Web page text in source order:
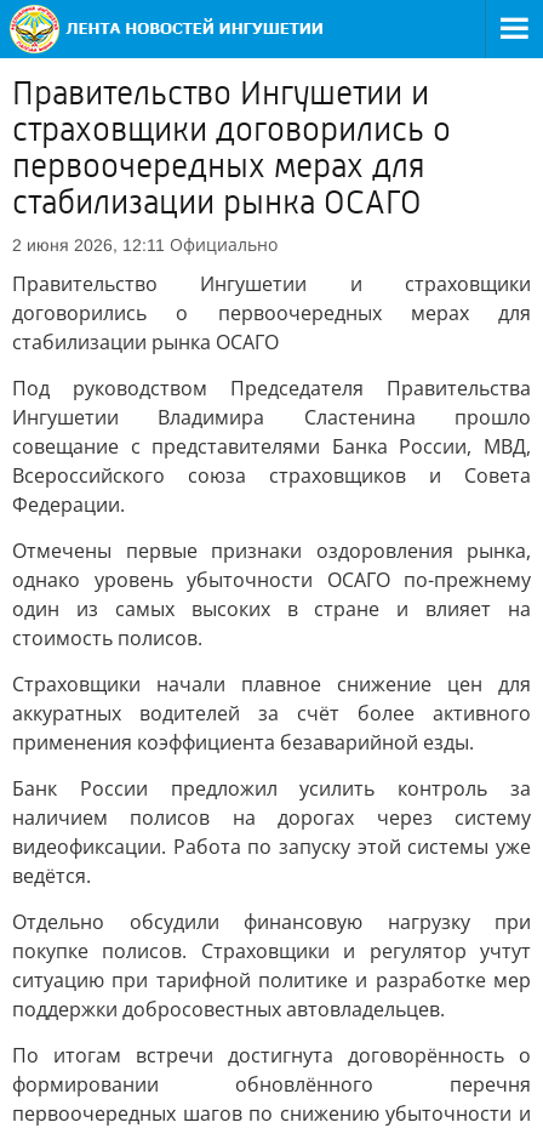
Правительство Ингушетии и
страховщики договорились о
первоочередных мерах для
стабилизации рынка ОСАГО
2 июня 2026, 12:11 Официально
Правительство Ингушетии и страховщики
договорились о первоочередных мерах для
стабилизации рынка ОСАГО
Под руководством Председателя Правительства
Ингушетии Владимира Сластенина прошло
совещание с представителями Банка России, МВД,
Всероссийского союза страховщиков и Совета
Федерации.
Отмечены первые признаки оздоровления рынка,
однако уровень убыточности ОСАГО по-прежнему
один из самых высоких в стране и влияет на
стоимость полисов.
Страховщики начали плавное снижение цен для
аккуратных водителей за счёт более активного
применения коэффициента безаварийной езды.
Банк России предложил усилить контроль за
наличием полисов на дорогах через систему
видеофиксации. Работа по запуску этой системы уже
ведётся.
Отдельно обсудили финансовую нагрузку при
покупке полисов. Страховщики и регулятор учтут
ситуацию при тарифной политике и разработке мер
поддержки добросовестных автовладельцев.
По итогам встречи достигнута договорённость о
формировании обновлённого перечня
первоочередных шагов по снижению убыточности и